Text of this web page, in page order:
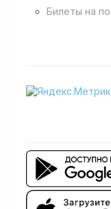
Билеты на